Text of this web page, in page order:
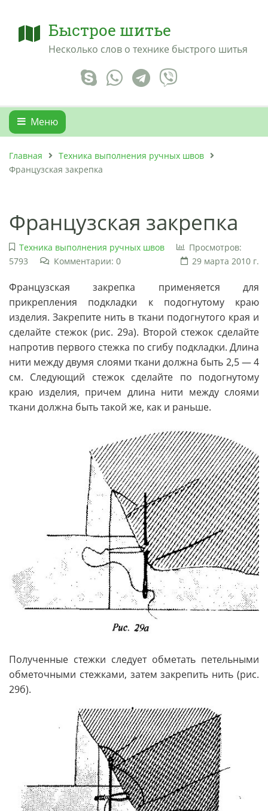
Быстрое шитье
Несколько слов о технике быстрого шитья
Меню
Главная
Техника выполнения ручных швов
Французская закрепка
Французская закрепка
Техника выполнения ручных швов
Просмотров:
5793
Комментарии: 0 29 марта 2010 г.
Французская закрепка применяется для
прикрепления подкладки к подогнутому краю
изделия. Закрепите нить в ткани подогнутого края и
сделайте стежок (рис. 29а). Второй стежок сделайте
напротив первого стежка по сгибу подкладки. Длина
нити между двумя слоями ткани должна быть 2,5 — 4
см. Следующий стежок сделайте по подогнутому
краю изделия, причем длина нити между слоями
ткани должна быть такой же, как и раньше.
Полученные стежки следует обметать петельными
обметочными стежками, затем закрепить нить (рис.
29б).